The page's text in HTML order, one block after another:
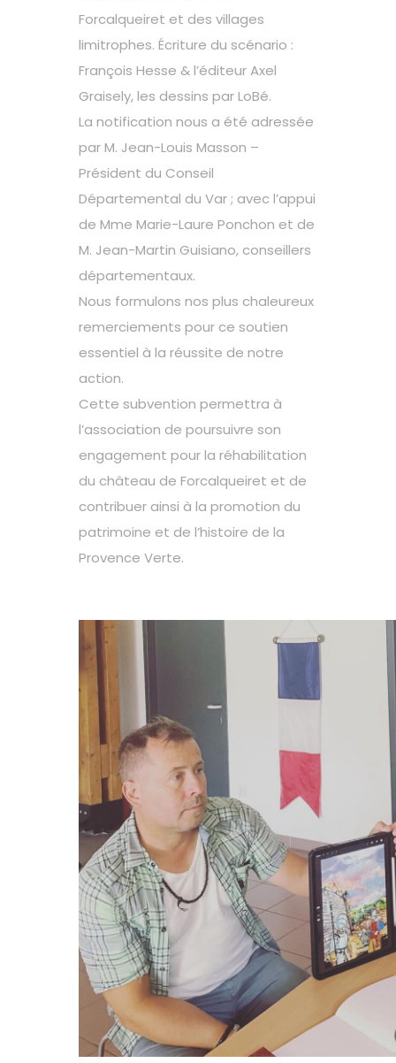
Forcalqueiret et des villages
limitrophes. Écriture du scénario :
François Hesse & l’éditeur Axel
Graisely, les dessins par LoBé.
La notification nous a été adressée
par M. Jean-Louis Masson –
Président du Conseil
Départemental du Var ; avec l’appui
de Mme Marie-Laure Ponchon et de
M. Jean-Martin Guisiano, conseillers
départementaux.
Nous formulons nos plus chaleureux
remerciements pour ce soutien
essentiel à la réussite de notre
action.
Cette subvention permettra à
l’association de poursuivre son
engagement pour la réhabilitation
du château de Forcalqueiret et de
contribuer ainsi à la promotion du
patrimoine et de l’histoire de la
Provence Verte.